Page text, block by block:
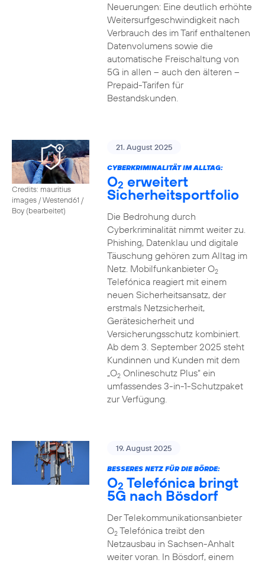
Neuerungen: Eine deutlich erhöhte
Weitersurfgeschwindigkeit nach
Verbrauch des im Tarif enthaltenen
Datenvolumens sowie die
automatische Freischaltung von
5G in allen – auch den älteren –
Prepaid-Tarifen für
Bestandskunden.
Credits: mauritius
images / Westend61 /
Boy (bearbeitet)
21. August 2025
CYBERKRIMINALITÄT IM ALLTAG:
O2 erweitert
Sicherheitsportfolio
Die Bedrohung durch
Cyberkriminalität nimmt weiter zu.
Phishing, Datenklau und digitale
Täuschung gehören zum Alltag im
Netz. Mobilfunkanbieter O2
Telefónica reagiert mit einem
neuen Sicherheitsansatz, der
erstmals Netzsicherheit,
Gerätesicherheit und
Versicherungsschutz kombiniert.
Ab dem 3. September 2025 steht
Kundinnen und Kunden mit dem
„O2Onlineschutz Plus“ ein
umfassendes 3-in-1-Schutzpaket
zur Verfügung.
19. August 2025
BESSERES NETZ FÜR DIE BÖRDE:
O2 Telefónica bringt
5G nach Bösdorf
Der Telekommunikationsanbieter
O2Telefónica treibt den
Netzausbau in Sachsen-Anhalt
weiter voran. In Bösdorf, einem